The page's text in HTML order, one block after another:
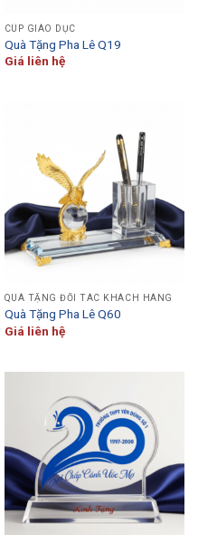
CÚP GIÁO DỤC
Quà Tặng Pha Lê Q19
Giá liên hệ
QUÀ TẶNG ĐỐI TÁC KHÁCH HÀNG
Quà Tặng Pha Lê Q60
Giá liên hệ